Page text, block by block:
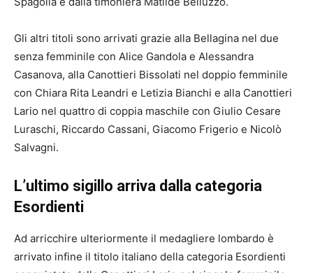
Gli altri titoli sono arrivati grazie alla Bellagina nel due
senza femminile con Alice Gandola e Alessandra
Casanova, alla Canottieri Bissolati nel doppio femminile
con Chiara Rita Leandri e Letizia Bianchi e alla Canottieri
Lario nel quattro di coppia maschile con Giulio Cesare
Luraschi, Riccardo Cassani, Giacomo Frigerio e Nicolò
Salvagni.
L’ultimo sigillo arriva dalla categoria
Esordienti
Ad arricchire ulteriormente il medagliere lombardo è
arrivato infine il titolo italiano della categoria Esordienti